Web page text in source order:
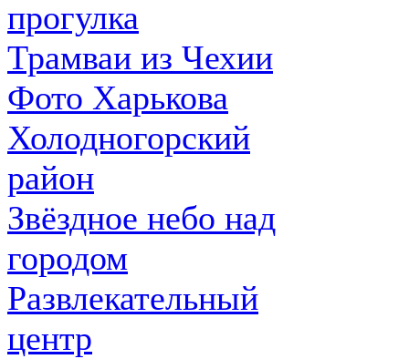
прогулка
Трамваи из Чехии
Фото Харькова
Холодногорский
район
Звёздное небо над
городом
Развлекательный
центр